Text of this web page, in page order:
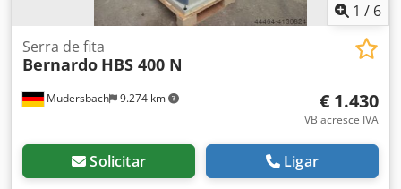
1 / 6
Mudersbach 9.274 km
Serra de fita
Bernardo HBS 400 N
€ 1.430
VB acresce IVA
Solicitar Ligar